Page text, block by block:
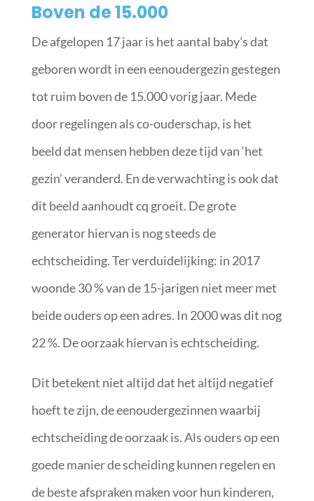
Boven de 15.000
De afgelopen 17 jaar is het aantal baby’s dat
geboren wordt in een eenoudergezin gestegen
tot ruim boven de 15.000 vorig jaar. Mede
door regelingen als co-ouderschap, is het
beeld dat mensen hebben deze tijd van ‘het
gezin’ veranderd. En de verwachting is ook dat
dit beeld aanhoudt cq groeit. De grote
generator hiervan is nog steeds de
echtscheiding. Ter verduidelijking: in 2017
woonde 30 % van de 15-jarigen niet meer met
beide ouders op een adres. In 2000 was dit nog
22 %. De oorzaak hiervan is echtscheiding.
Dit betekent niet altijd dat het altijd negatief
hoeft te zijn, de eenoudergezinnen waarbij
echtscheiding de oorzaak is. Als ouders op een
goede manier de scheiding kunnen regelen en
de beste afspraken maken voor hun kinderen,